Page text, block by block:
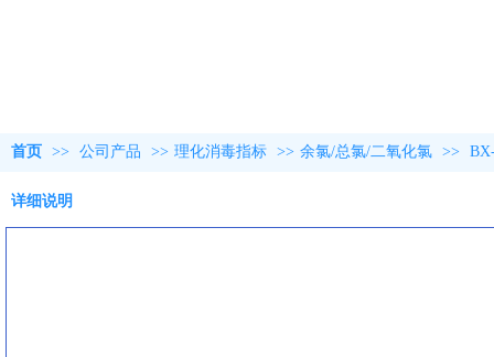
首页 >> 公司产品 >> 理化消毒指标 >> 余氯/总氯/二氧化氯 >>
详细说明